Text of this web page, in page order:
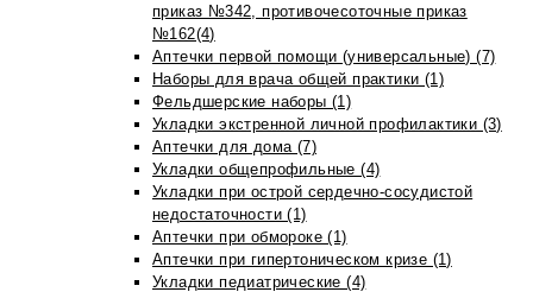
приказ №342, противочесоточные приказ
№162(4)
Аптечки первой помощи (универсальные) (7)
Наборы для врача общей практики (1)
Фельдшерские наборы (1)
Укладки экстренной личной профилактики (3)
Аптечки для дома (7)
Укладки общепрофильные (4)
Укладки при острой сердечно-сосудистой
недостаточности (1)
Аптечки при обмороке (1)
Аптечки при гипертоническом кризе (1)
Укладки педиатрические (4)